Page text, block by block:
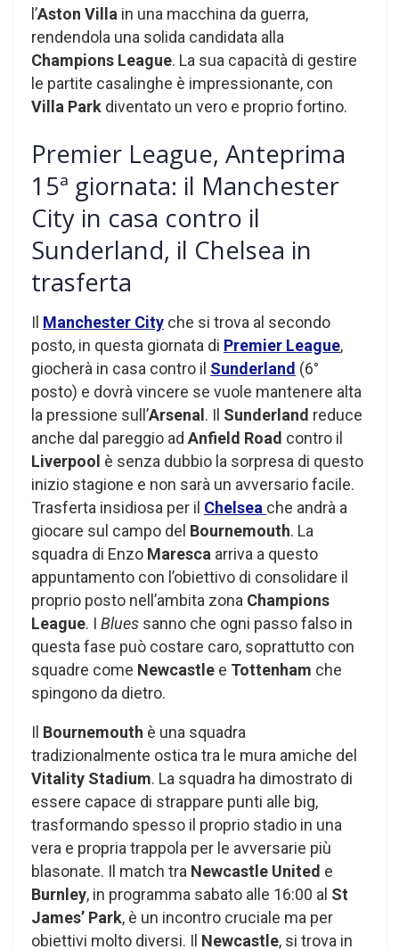
l’Aston Villa in una macchina da guerra,
rendendola una solida candidata alla
Champions League. La sua capacità di gestire
le partite casalinghe è impressionante, con
Villa Park diventato un vero e proprio fortino.
Premier League, Anteprima
15ª giornata: il Manchester
City in casa contro il
Sunderland, il Chelsea in
trasferta
Il Manchester City che si trova al secondo
posto, in questa giornata di Premier League,
giocherà in casa contro il Sunderland (6°
posto) e dovrà vincere se vuole mantenere alta
la pressione sull’Arsenal . Il Sunderland reduce
anche dal pareggio ad Anfield Road contro il
Liverpool è senza dubbio la sorpresa di questo
inizio stagione e non sarà un avversario facile.
Trasferta insidiosa per il Chelsea che andrà a
giocare sul campo del Bournemouth. La
squadra di Enzo Maresca arriva a questo
appuntamento con l’obiettivo di consolidare il
proprio posto nell’ambita zona Champions
League. I Blues sanno che ogni passo falso in
questa fase può costare caro, soprattutto con
squadre come Newcastle e Tottenham che
spingono da dietro.
Il Bournemouth è una squadra
tradizionalmente ostica tra le mura amiche del
Vitality Stadium. La squadra ha dimostrato di
essere capace di strappare punti alle big,
trasformando spesso il proprio stadio in una
vera e propria trappola per le avversarie più
blasonate. Il match tra Newcastle United e
Burnley, in programma sabato alle 16:00 al St
James’ Park, è un incontro cruciale ma per
obiettivi molto diversi. Il Newcastle, si trova in